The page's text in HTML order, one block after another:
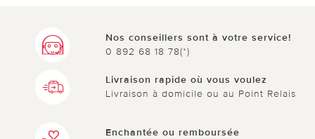
Nos conseillers sont à votre service!
0 892 68 18 78(*)
Livraison rapide où vous voulez
Livraison à domicile ou au Point Relais
Enchantée ou remboursée